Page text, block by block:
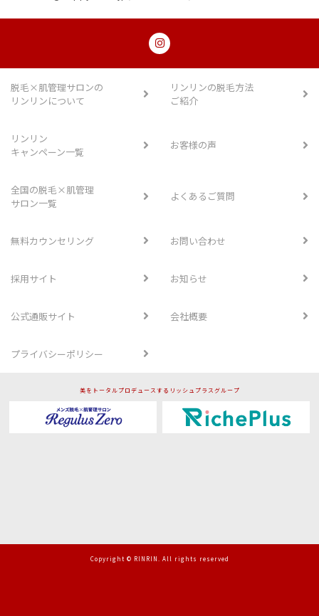
脱毛×肌管理サロンの
リンリンについて
リンリンの脱毛方法
ご紹介
リンリン
キャンペーン一覧
お客様の声
全国の脱毛×肌管理
サロン一覧
よくあるご質問
無料カウンセリング お問い合わせ
採用サイト お知らせ
公式通販サイト 会社概要
プライバシーポリシー
美をトータルプロデュースするリッシュプラスグループ
Copyright © RINRIN. All rights reserved